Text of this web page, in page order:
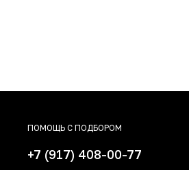
ПОМОЩЬ С ПОДБОРОМ
+7 (917) 408-00-77